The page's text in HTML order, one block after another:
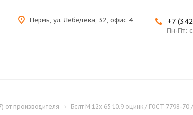
+7
Пн-Пт:
Пермь, ул. Лебедева, 32, офис 4
от производителя Болт M 12x 65 10.9 оцинк / ГОСТ 7798-70